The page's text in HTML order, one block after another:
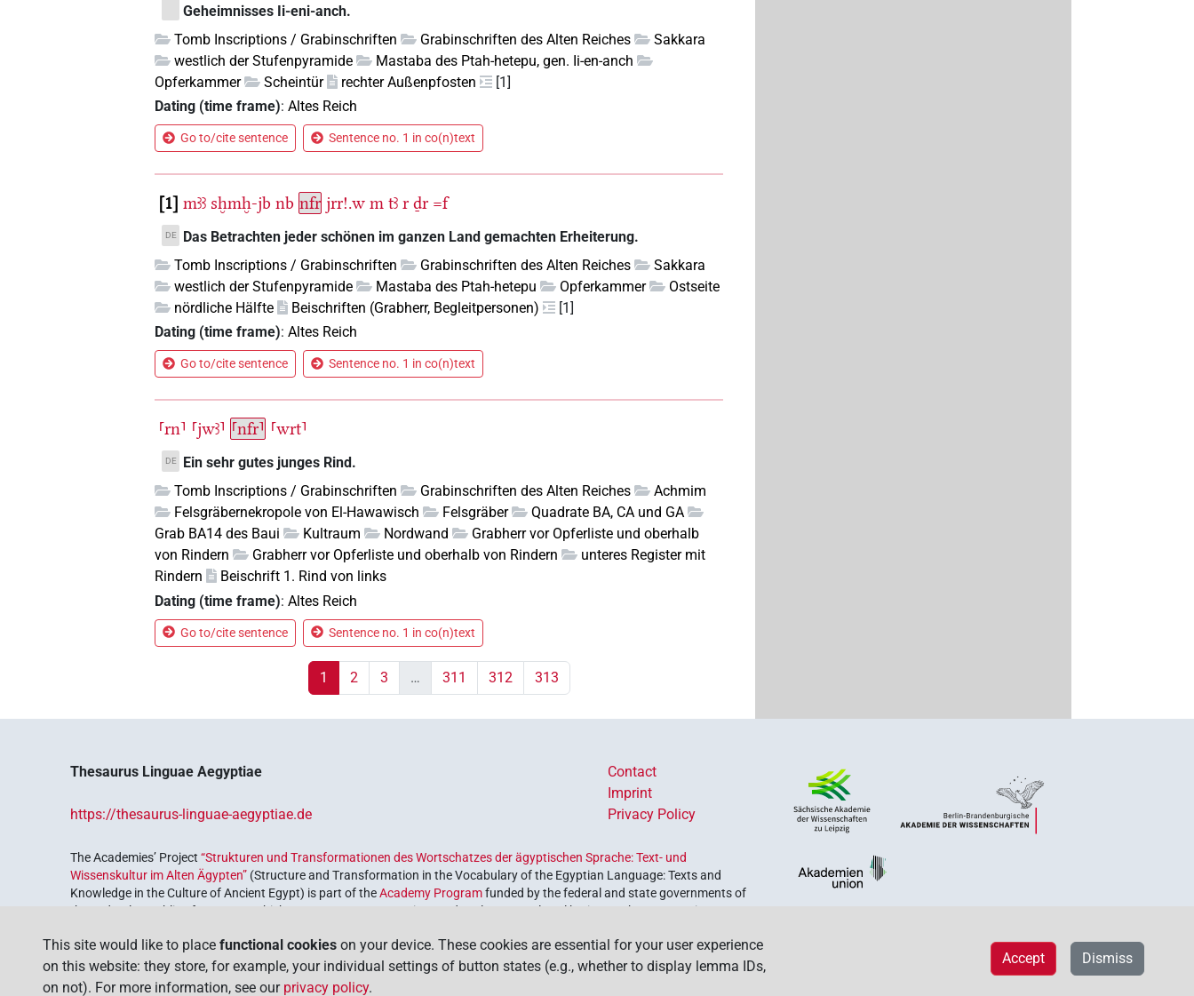
Geheimnisses Ii-eni-anch.
Tomb Inscriptions / Grabinschriften
Grabinschriften des Alten Reiches
Sakkara
westlich der Stufenpyramide
Mastaba des Ptah-hetepu, gen. Ii-en-anch
Opferkammer
Scheintür rechter Außenpfosten
[1]
Dating (time frame):Altes Reich
Go to/cite sentence Sentence no. 1 in co(n)text
1 mꜣꜣ sḫmḫ-jb nb nfr jrr!.w m tꜣ r ḏr =f
DE
Das Betrachten jeder schönen im ganzen Land gemachten Erheiterung.
Tomb Inscriptions / Grabinschriften
Grabinschriften des Alten Reiches
Sakkara
westlich der Stufenpyramide
Mastaba des Ptah-hetepu Opferkammer
Ostseite
nördliche Hälfte
Beischriften (Grabherr, Begleitpersonen)
[1]
Dating (time frame):Altes Reich
Go to/cite sentence Sentence no. 1 in co(n)text
⸢rn⸣ ⸢jwꜣ⸣ ⸢nfr⸣ ⸢wrt⸣
DE
Ein sehr gutes junges Rind.
Tomb Inscriptions / Grabinschriften
Grabinschriften des Alten Reiches
Achmim
Felsgräbernekropole von El-Hawawisch
Felsgräber
Quadrate BA, CA und GA
Grab BA14 des Baui
Kultraum Nordwand
Grabherr vor Opferliste und oberhalb
von Rindern
Grabherr vor Opferliste und oberhalb von Rindern
unteres Register mit
Rindern
Beischrift 1. Rind von links
Dating (time frame):Altes Reich
Go to/cite sentence Sentence no. 1 in co(n)text
1 2 3 … 311 312 313
Thesaurus Linguae Aegyptiae
https://thesaurus-linguae-aegyptiae.de
Contact
Imprint
Privacy Policy
The Academies’ Project“Strukturen und Transformationen des Wortschatzes der ägyptischen Sprache: Text- und
Wissenskultur im Alten Ägypten” (Structure and Transformation in the Vocabulary of the Egyptian Language: Texts and
Knowledge in the Culture of Ancient Egypt) is part of theAcademy Programfunded by the federal and state governments of
the Federal Republic of Germany, which serves to preserve, retrieve and explore our cultural heritage. The program is
This site would like to place functional cookies on your device. These cookies are essential for your user experience
on this website: they store, for example, your individual settings of button states (e.g., whether to display lemma IDs,
on not). For more information, see our privacy policy.
Dismiss
Accept